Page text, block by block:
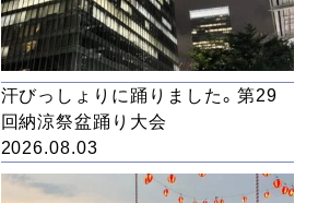
汗びっしょりに踊りました。第29
回納涼祭盆踊り大会
2026.08.03